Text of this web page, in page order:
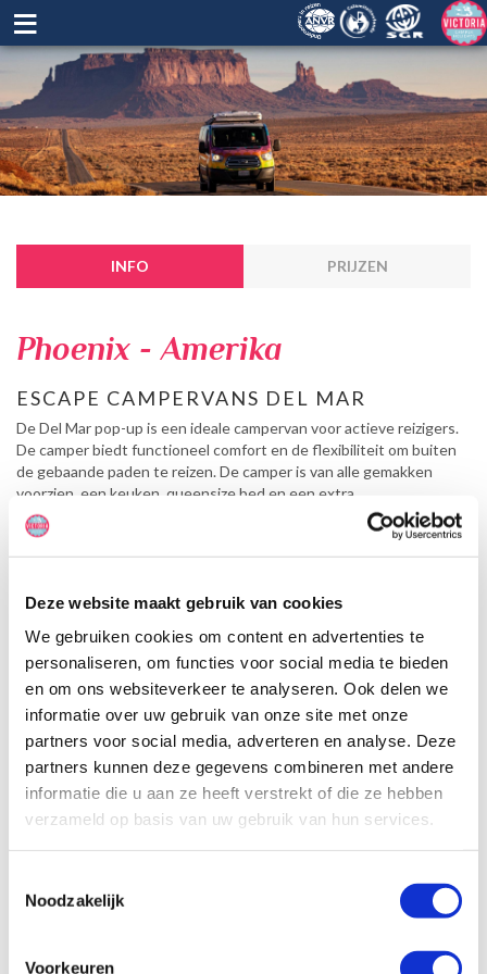
Deze website maakt gebruik van cookies
We gebruiken cookies om content en advertenties te
personaliseren, om functies voor social media te bieden
en om ons websiteverkeer te analyseren. Ook delen we
informatie over uw gebruik van onze site met onze
partners voor social media, adverteren en analyse. Deze
partners kunnen deze gegevens combineren met andere
informatie die u aan ze heeft verstrekt of die ze hebben
verzameld op basis van uw gebruik van hun services.
Noodzakelijk
Voorkeuren
≡
INFO PRIJZEN
Phoenix - Amerika
ESCAPE CAMPERVANS DEL MAR
De Del Mar pop-up is een ideale campervan voor actieve reizigers.
De camper biedt functioneel comfort en de flexibiliteit om buiten
de gebaande paden te reizen. De camper is van alle gemakken
voorzien, een keuken, queensize bed en een extra
tweepersoonsbed in de pop-up.
Specificaties, tekeningen en plattegrond van de camper zijn